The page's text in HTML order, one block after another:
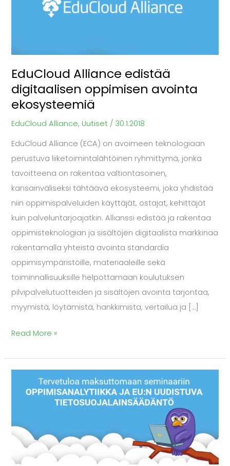
EduCloud Alliance edistää
digitaalisen oppimisen avointa
ekosysteemiä
EduCloud Alliance, Uutiset / 30.1.2018
EduCloud Alliance (ECA) on avoimeen teknologiaan
perustuva liiketoimintalähtöinen ryhmittymä, jonka
tavoitteena on rakentaa valtiontasoinen,
kansainväliseksi tähtäävä ekosysteemi, joka yhdistää
niin oppimispalveluiden käyttäjät, ostajat, kehittäjät
kuin palveluntarjoajatkin. Allianssi edistää ja rakentaa
oppimisteknologian ja sisältöjen digitaalista markkinaa
rakentamalla yhteistä avointa standardia
oppimisympäristöille, materiaaleille sekä
toiminnallisuuksille helpottamaan koulutuksen
pilvipalvelutuotteiden ja sisältöjen avointa tarjontaa,
myymistä, löytämistä, hankkimista, vertailua ja […]
digitaalisen
ekosysteemiä
Read More »
EduCloud
Alliance
oppimisanalytiikka